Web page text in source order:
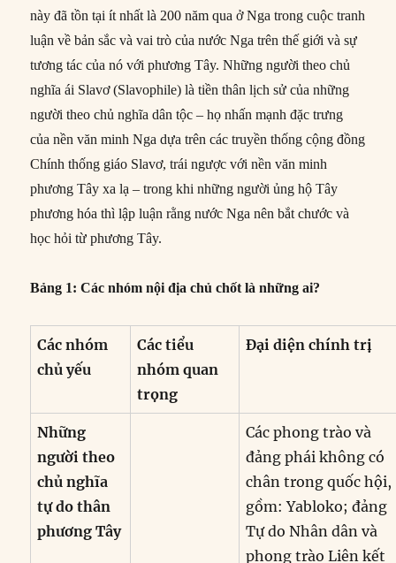
này đã tồn tại ít nhất là 200 năm qua ở Nga trong cuộc tranh
luận về bản sắc và vai trò của nước Nga trên thế giới và sự
tương tác của nó với phương Tây. Những người theo chủ
nghĩa ái Slavơ (Slavophile) là tiền thân lịch sử của những
người theo chủ nghĩa dân tộc – họ nhấn mạnh đặc trưng
của nền văn minh Nga dựa trên các truyền thống cộng đồng
Chính thống giáo Slavơ, trái ngược với nền văn minh
phương Tây xa lạ – trong khi những người ủng hộ Tây
phương hóa thì lập luận rằng nước Nga nên bắt chước và
học hỏi từ phương Tây.
Bảng 1: Các nhóm nội địa chủ chốt là những ai?
Các nhóm
chủ yếu
Các tiểu
nhóm quan
trọng
Đại diện chính trị
Những
người theo
chủ nghĩa
tự do thân
phương Tây
Các phong trào và
đảng phái không có
chân trong quốc hội,
gồm: Yabloko; đảng
Tự do Nhân dân và
phong trào Liên kết